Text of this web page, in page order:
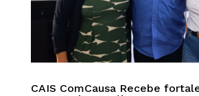
CAIS ComCausa Recebe